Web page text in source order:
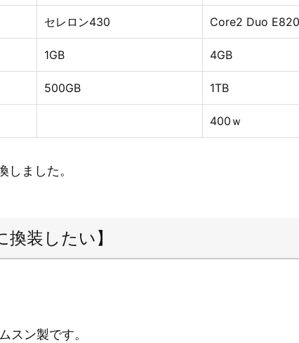
セレロン430 Core2 Duo
1GB 4GB
500GB 1TB
400ｗ
しました。
換装したい】
スン製です。